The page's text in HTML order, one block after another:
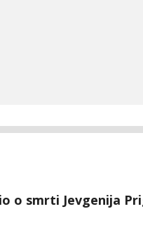
o smrti Jevgenija